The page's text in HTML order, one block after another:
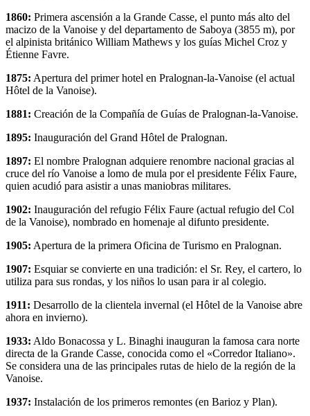
1860: Primera ascensión a la Grande Casse, el punto más alto del
macizo de la Vanoise y del departamento de Saboya (3855 m), por
el alpinista británico William Mathews y los guías Michel Croz y
Étienne Favre.
1875: Apertura del primer hotel en Pralognan-la-Vanoise (el actual
Hôtel de la Vanoise).
1881: Creación de la Compañía de Guías de Pralognan-la-Vanoise.
1895: Inauguración del Grand Hôtel de Pralognan.
1897: El nombre Pralognan adquiere renombre nacional gracias al
cruce del río Vanoise a lomo de mula por el presidente Félix Faure,
quien acudió para asistir a unas maniobras militares.
1902: Inauguración del refugio Félix Faure (actual refugio del Col
de la Vanoise), nombrado en homenaje al difunto presidente.
1905: Apertura de la primera Oficina de Turismo en Pralognan.
1907: Esquiar se convierte en una tradición: el Sr. Rey, el cartero, lo
utiliza para sus rondas, y los niños lo usan para ir al colegio.
1911: Desarrollo de la clientela invernal (el Hôtel de la Vanoise abre
ahora en invierno).
1933: Aldo Bonacossa y L. Binaghi inauguran la famosa cara norte
directa de la Grande Casse, conocida como el «Corredor Italiano».
Se considera una de las principales rutas de hielo de la región de la
Vanoise.
1937: Instalación de los primeros remontes (en Barioz y Plan).